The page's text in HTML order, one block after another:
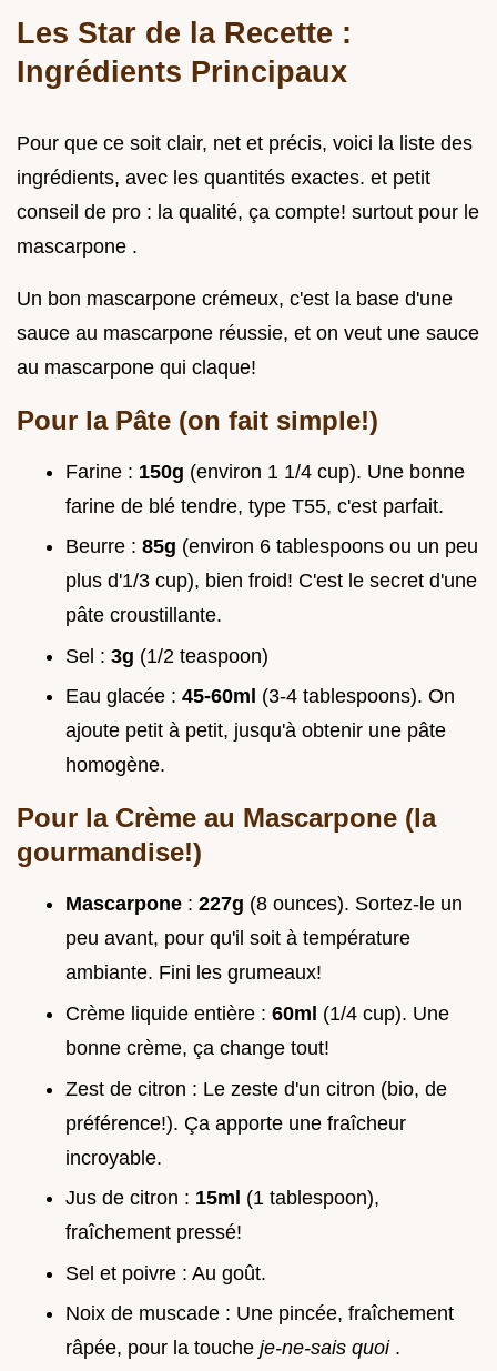
Les Star de la Recette :
Ingrédients Principaux
Pour que ce soit clair, net et précis, voici la liste des
ingrédients, avec les quantités exactes. et petit
conseil de pro : la qualité, ça compte! surtout pour le
mascarpone .
Un bon mascarpone crémeux, c'est la base d'une
sauce au mascarpone réussie, et on veut une sauce
au mascarpone qui claque!
Pour la Pâte (on fait simple!)
Farine : 150g (environ 1 1/4 cup). Une bonne
farine de blé tendre, type T55, c'est parfait.
Beurre : 85g (environ 6 tablespoons ou un peu
plus d'1/3 cup), bien froid! C'est le secret d'une
pâte croustillante.
Sel : 3g (1/2 teaspoon)
Eau glacée : 45-60ml (3-4 tablespoons). On
ajoute petit à petit, jusqu'à obtenir une pâte
homogène.
Pour la Crème au Mascarpone (la
gourmandise!)
Mascarpone : 227g (8 ounces). Sortez-le un
peu avant, pour qu'il soit à température
ambiante. Fini les grumeaux!
Crème liquide entière : 60ml (1/4 cup). Une
bonne crème, ça change tout!
Zest de citron : Le zeste d'un citron (bio, de
préférence!). Ça apporte une fraîcheur
incroyable.
Jus de citron : 15ml (1 tablespoon),
fraîchement pressé!
Sel et poivre : Au goût.
Noix de muscade : Une pincée, fraîchement
râpée, pour la touche je-ne-sais quoi .